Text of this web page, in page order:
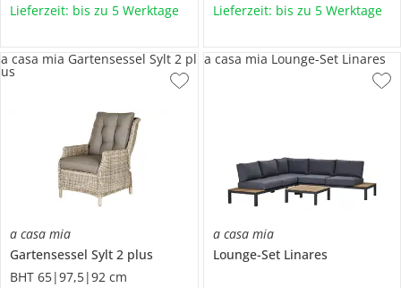
Lieferzeit: bis zu 5 Werktage Lieferzeit: bis zu 5 Werktage
a casa mia
Gartensessel Sylt 2 plus
BHT 65|97,5|92 cm
a casa mia Gartensessel Sylt 2 pl
us
a casa mia
Lounge-Set Linares
a casa mia Lounge-Set Linares